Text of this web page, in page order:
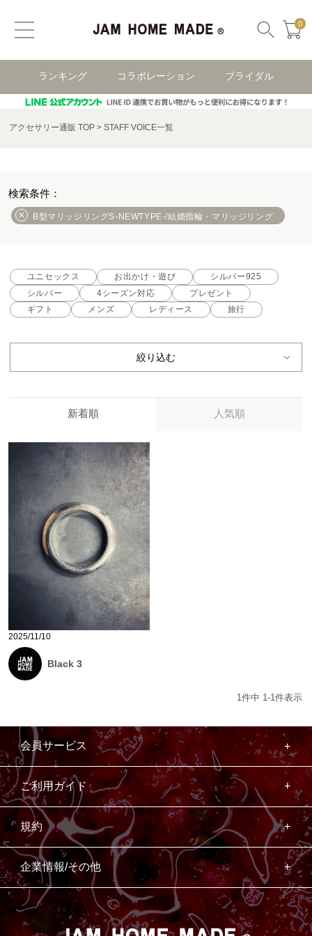
0
ランキング コラボレーション ブライダル
アクセサリー通販 TOP STAFF VOICE一覧
B型マリッジリングS-NEWTYPE-/結婚指輪・マリッジリング
ユニセックス お出かけ・遊び
シルバー925
シルバー
4シーズン対応
プレゼント
ギフト
メンズ レディース 旅行
絞り込む
新着順 人気順
2025/11/10
Black 3
1件中 1-1件表示
会員サービス
ご利用ガイド
規約
企業情報/その他